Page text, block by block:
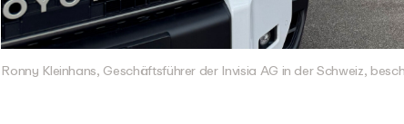
Ronny Kleinhans, Geschäftsführer der Invisia AG in der Schweiz,